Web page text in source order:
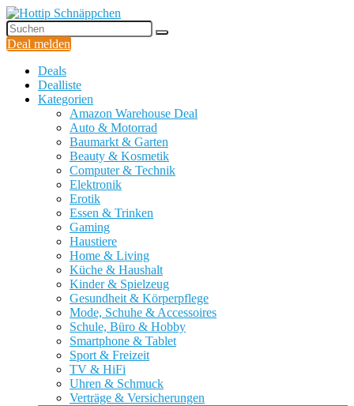
Deal melden
Deals
Dealliste
Kategorien
Amazon Warehouse Deal
Auto & Motorrad
Baumarkt & Garten
Beauty & Kosmetik
Computer & Technik
Elektronik
Erotik
Essen & Trinken
Gaming
Haustiere
Home & Living
Küche & Haushalt
Kinder & Spielzeug
Gesundheit & Körperpflege
Mode, Schuhe & Accessoires
Schule, Büro & Hobby
Smartphone & Tablet
Sport & Freizeit
TV & HiFi
Uhren & Schmuck
Verträge & Versicherungen